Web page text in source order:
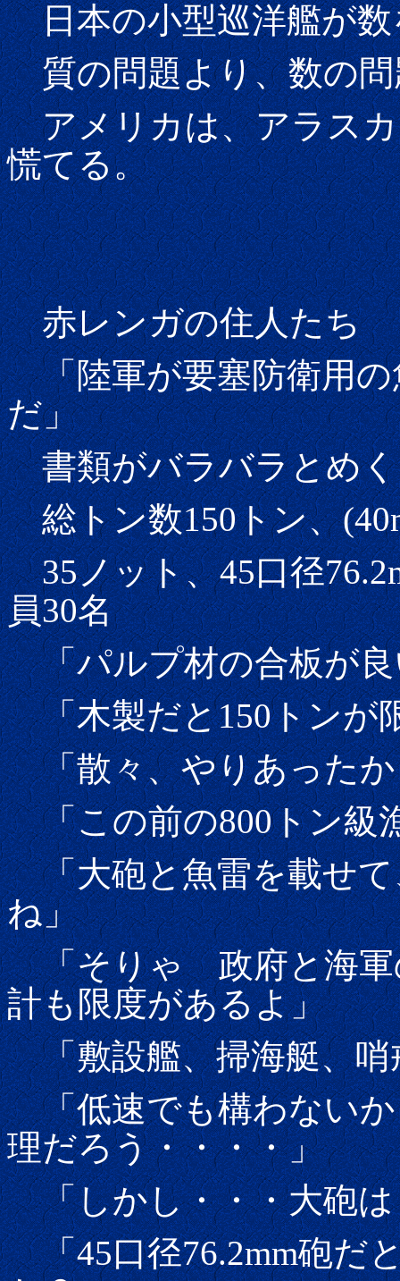
日本の小型巡洋艦が数
質の問題より、数の問
アメリカは、アラスカ
慌てる。
赤レンガの住人たち
「陸軍が要塞防衛用の
だ」
書類がバラバラとめく
総トン数150トン、
35ノット、45口径
員30名
「パルプ材の合板が良
「木製だと150トンが
「散々、やりあったか
「この前の800トン級
「大砲と魚雷を載せて
ね」
「そりゃ 政府と海軍
計も限度があるよ」
「敷設艦、掃海艇、哨
「低速でも構わないか
理だろう・・・・」
「しかし・・・大砲は
「45口径76.2mm砲だ